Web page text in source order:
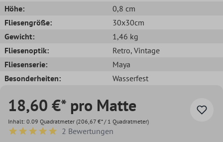
Höhe:
0,8 cm
Fliesengröße:
30x30cm
Gewicht:
1,46 kg
Fliesenoptik:
Retro, Vintage
Fliesenserie:
Maya
Besonderheiten:
Wasserfest
18,60 €* pro Matte
Inhalt: 0.09 Quadratmeter (206,67 €* / 1 Quadratmeter)
Durchschnittliche Bewertung von 5 von 5 Sternen
2 Bewertungen